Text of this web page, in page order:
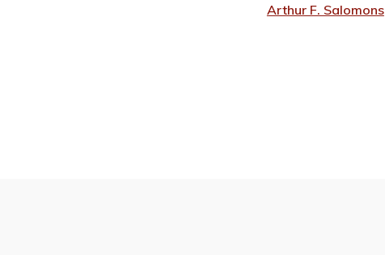
Arthur F. Salomons